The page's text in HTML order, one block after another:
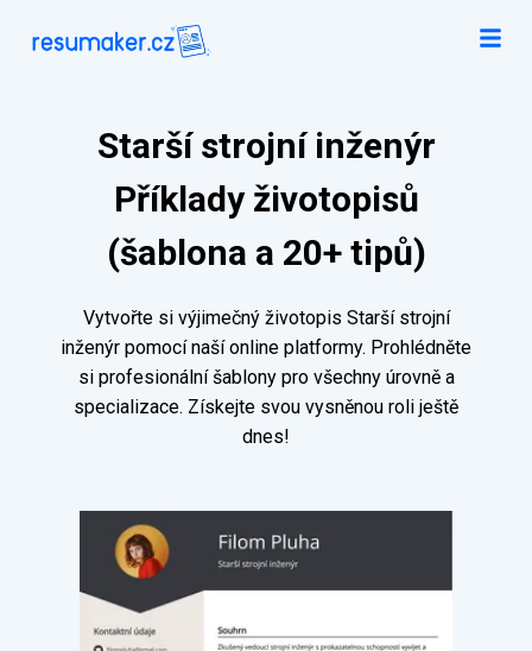
Starší strojní inženýr
Příklady životopisů
(šablona a 20+ tipů)
Vytvořte si výjimečný životopis Starší strojní
inženýr pomocí naší online platformy. Prohlédněte
si profesionální šablony pro všechny úrovně a
specializace. Získejte svou vysněnou roli ještě
dnes!